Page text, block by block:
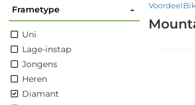
Frametype -
Uni
Lage-instap
Jongens
Heren
Diamant